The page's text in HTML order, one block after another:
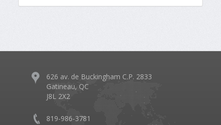
626 av. de Buckingham C.P. 2833
Gatineau, QC
J8L 2X2
819-986-3781